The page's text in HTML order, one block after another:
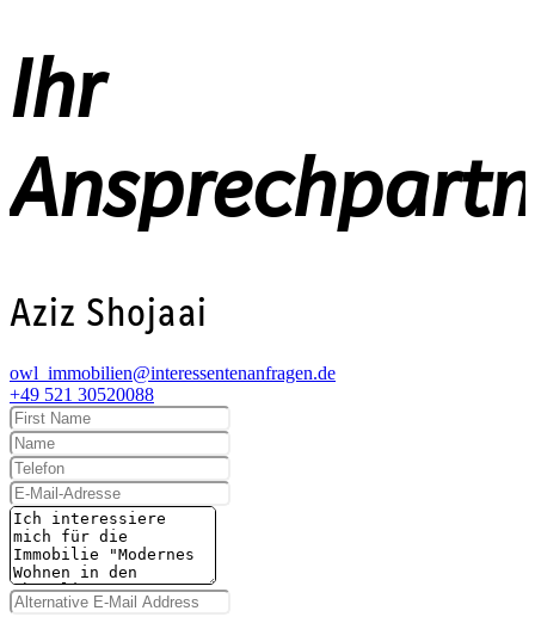
Ihr
Aziz Shojaai
owl_immobilien@interessentenanfragen.de
+49 521 30520088